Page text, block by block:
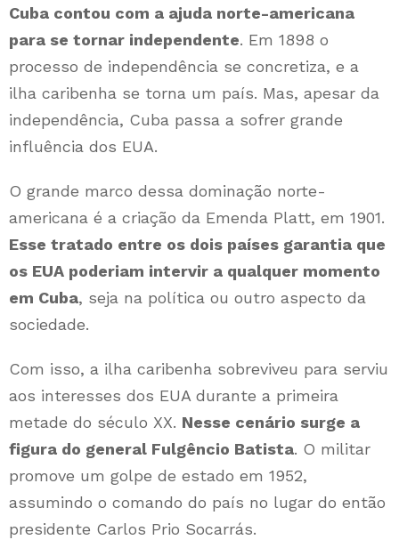
Cuba contou com a ajuda norte-americana
para se tornar independente. Em 1898 o
processo de independência se concretiza, e a
ilha caribenha se torna um país. Mas, apesar da
independência, Cuba passa a sofrer grande
influência dos EUA.
O grande marco dessa dominação norte-
americana é a criação da Emenda Platt, em 1901.
Esse tratado entre os dois países garantia que
os EUA poderiam intervir a qualquer momento
em Cuba, seja na política ou outro aspecto da
sociedade.
Com isso, a ilha caribenha sobreviveu para serviu
aos interesses dos EUA durante a primeira
metade do século XX. Nesse cenário surge a
figura do general Fulgêncio Batista. O militar
promove um golpe de estado em 1952,
assumindo o comando do país no lugar do então
presidente Carlos Prio Socarrás.